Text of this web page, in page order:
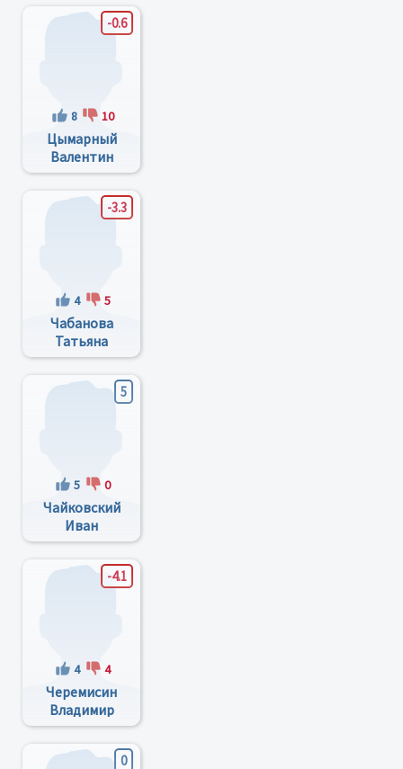
-0.6
8 10
Цымарный
Валентин
Александрович
-3.3
4 5
Чабанова
Татьяна
Непомнюкакпоотчеству
5
5 0
Чайковский
Иван
Васильевич
-4.1
4 4
Черемисин
Владимир
Ильич
0